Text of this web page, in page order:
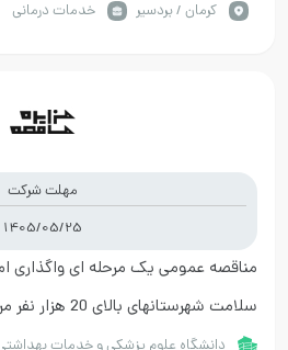
كرمان / بردسیر
خدمات درمانی
مهلت شرکت
1405/05/25
مناقصه عمومی یک مرحله ای واگذاری
سلامت